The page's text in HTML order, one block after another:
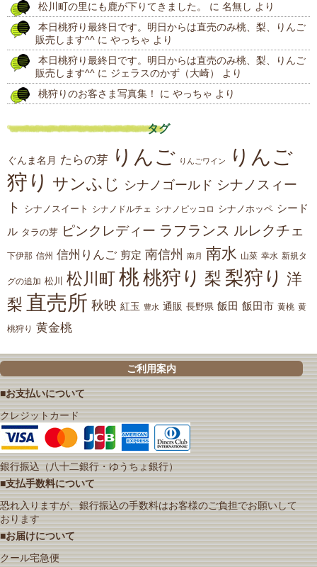
稿
松川町の里にも鹿が下りてきました。
に 名無し より
本日桃狩り最終日です。明日からは直売のみ桃、梨、りんご
販売します^^ に やっちゃ より
本日桃狩り最終日です。明日からは直売のみ桃、梨、りんご
販売します^^ に ジェラスのかず（大崎）
より
桃狩りのお客さま写真集！
に やっちゃ より
タグ
ぐんま名月 たらの芽 りんご りんごワイン
りんご
狩り サンふじ シナノゴールド シナノスィー
ト
シナノスイート シナノドルチェ シナノピッコロ シナノホッペ シード
ル タラの芽 ピンクレディー ラフランス ルレクチェ
下伊那 信州 信州りんご 剪定 南信州 南月 南水 山菜 幸水 新規タ
グの追加 松川 松川町 桃桃狩り 梨 梨狩り 洋
梨 直売所 秋映 紅玉 豊水 通販 長野県 飯田 飯田市 黄桃 黄
桃狩り 黄金桃
ご利用案内
■お支払いについて
クレジットカード
銀行振込（八十二銀行・ゆうちょ銀行）
■支払手数料について
恐れ入りますが、銀行振込の手数料はお客様のご負担でお願いして
おります
■お届けについて
クール宅急便